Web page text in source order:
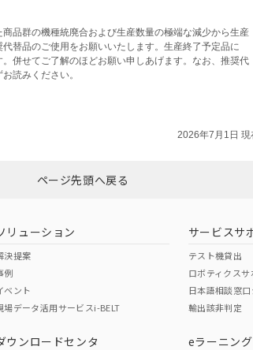
品群の機種統廃合および生産数量の極端な減少から生産
替品のご使用をお願いいたします。生産終了予定品に
併せてご了解のほどお願い申しあげます。なお、推奨代
読みください。
2026年7月1日 現
ページ先頭へ戻る
リューション
決提案
例
ベント
場データ活用サービスi-BELT
ウンロードセンタ
サービスサ
テスト機貸出
ロボティクスサ
日本語相談窓
輸出該非判定
eラーニン